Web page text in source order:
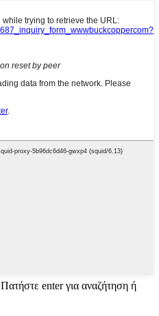
Πατήστε enter για αναζήτηση ή